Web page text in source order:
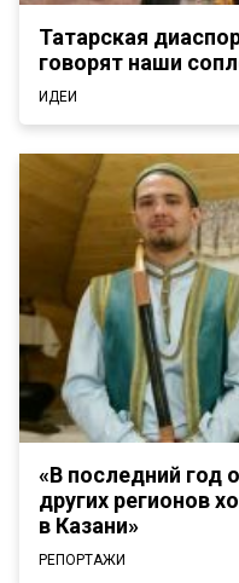
Татарская
говорят наши
ИДЕИ
«В последний год
других регионов
в Казани»
РЕПОРТАЖИ